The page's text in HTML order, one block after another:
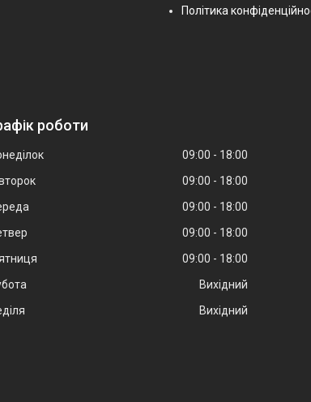
Політика
роботи
09:00
18:00
09:00
18:00
09:00
18:00
09:00
18:00
09:00
18:00
Вихідний
Вихідний